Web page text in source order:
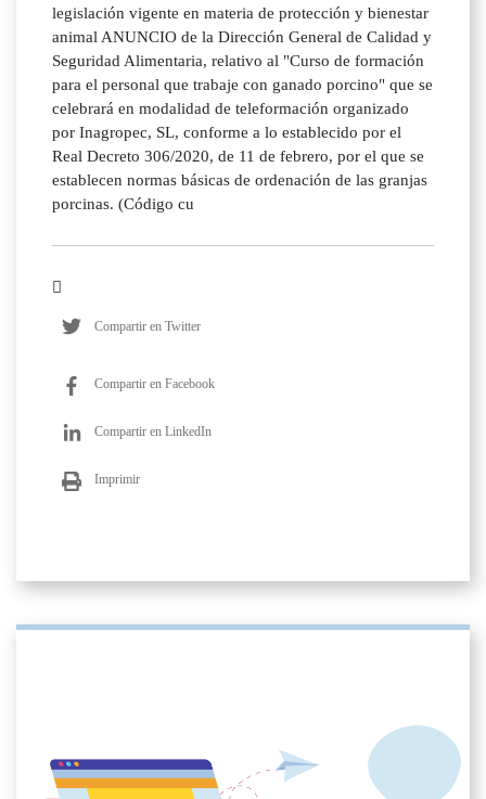
legislación vigente en materia de protección y bienestar
animal ANUNCIO de la Dirección General de Calidad y
Seguridad Alimentaria, relativo al "Curso de formación
para el personal que trabaje con ganado porcino" que se
celebrará en modalidad de teleformación organizado
por Inagropec, SL, conforme a lo establecido por el
Real Decreto 306/2020, de 11 de febrero, por el que se
establecen normas básicas de ordenación de las granjas
porcinas. (Código cu
Compartir en Twitter
Compartir en Facebook
Compartir en LinkedIn
Imprimir